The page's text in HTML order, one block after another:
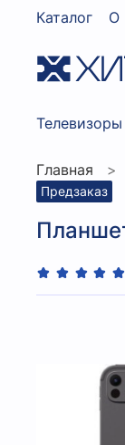
Каталог О
Телевизоры
Главная
Предзаказ